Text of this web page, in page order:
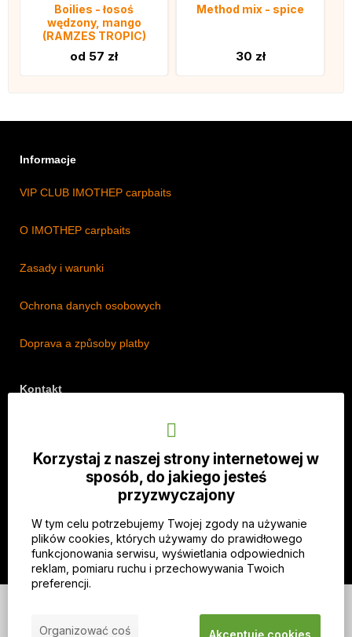
Boilies - łosoś
wędzony, mango
(RAMZES TROPIC)
od 57 zł
Method mix - spice
30 zł
Informacje
VIP CLUB IMOTHEP carpbaits
O IMOTHEP carpbaits
Zasady i warunki
Ochrona danych osobowych
Doprava a způsoby platby
Kontakt
E-mail: info@imothep.cz
Nasz Instagram
Korzystaj z naszej strony internetowej w
sposób, do jakiego jesteś
przyzwyczajony
W tym celu potrzebujemy Twojej zgody na używanie
plików cookies, których używamy do prawidłowego
funkcjonowania serwisu, wyświetlania odpowiednich
reklam, pomiaru ruchu i przechowywania Twoich
preferencji.
Organizować coś Akceptuję cookies